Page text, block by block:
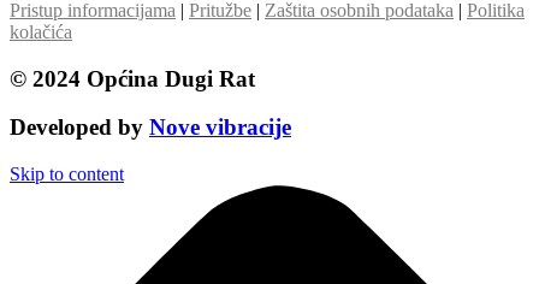
Pristup informacijama | Pritužbe | Zaštita osobnih podataka | Politika
kolačića
© 2024 Općina Dugi Rat
Developed by Nove vibracije
Skip to content